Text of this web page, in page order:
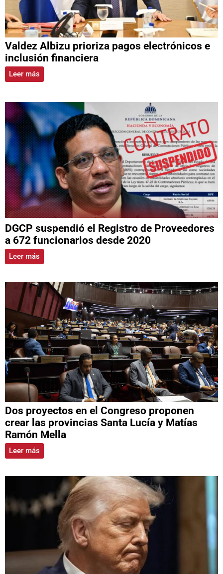
Valdez Albizu prioriza pagos electrónicos e
inclusión financiera
Leer más
DGCP suspendió el Registro de Proveedores
a 672 funcionarios desde 2020
Leer más
Dos proyectos en el Congreso proponen
crear las provincias Santa Lucía y Matías
Ramón Mella
Leer más